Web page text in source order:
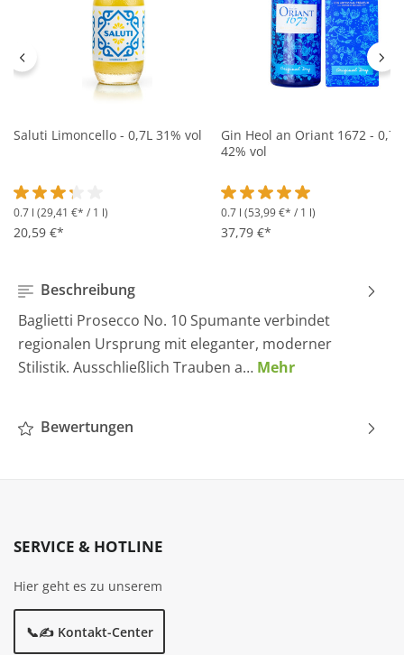
Saluti Limoncello - 0,7L 31% vol
Durchschnittliche Bewertung von 3.2 von 5 Sternen
0.7 l (29,41 €* / 1 l)
20,59 €*
Gin Heol an Oriant 1672 - 0,7L
42% vol
Durchschnittliche
0.7 l (53,99 €* / 1 l)
37,79 €*
Beschreibung
Baglietti Prosecco No. 10 Spumante verbindet
regionalen Ursprung mit eleganter, moderner
Stilistik. Ausschließlich Trauben a… Mehr
Bewertungen
SERVICE & HOTLINE
Hier geht es zu unserem
📞✍️ Kontakt-Center